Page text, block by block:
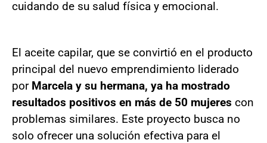
cuidando de su salud física y emocional.
El aceite capilar, que se convirtió en el producto
principal del nuevo emprendimiento liderado
por Marcela y su hermana, ya ha mostrado
resultados positivos en más de 50 mujeres con
problemas similares. Este proyecto busca no
solo ofrecer una solución efectiva para el